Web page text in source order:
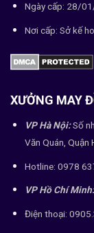
Ngày cấp: 28/
Nơi cấp: Sở kế
XƯỞNG MAY
VP Hà Nội:Số
Văn Quán, Quận
Hotline: 0978
VP Hồ Chí Minh:
Điện thoại: